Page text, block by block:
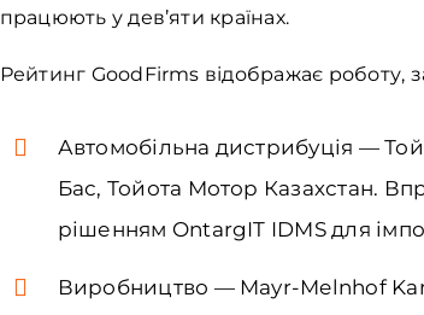
працюють у дев’яти країнах.
Рейтинг GoodFirms відображає роботу,
Автомобільна дистрибуція —
Бас, Тойота Мотор Казахстан.
рішенням OntargIT IDMS для
Виробництво — Mayr-Melnhof